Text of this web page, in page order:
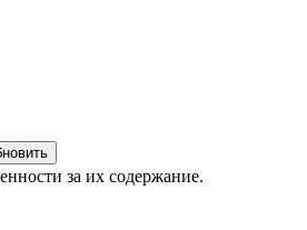
за их содержание.